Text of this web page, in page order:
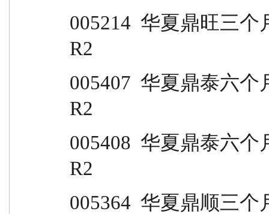
005214  华夏鼎旺三个
R2
005407  华夏鼎泰六个
R2
005408  华夏鼎泰六个
R2
005364  华夏鼎顺三个